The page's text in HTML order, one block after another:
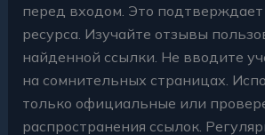
перед входом. Это подтверждает
ресурса . Изучайте отзывы
найденной ссылки. Не вводите
на сомнительных страницах.
только официальные или
распространения ссылок.